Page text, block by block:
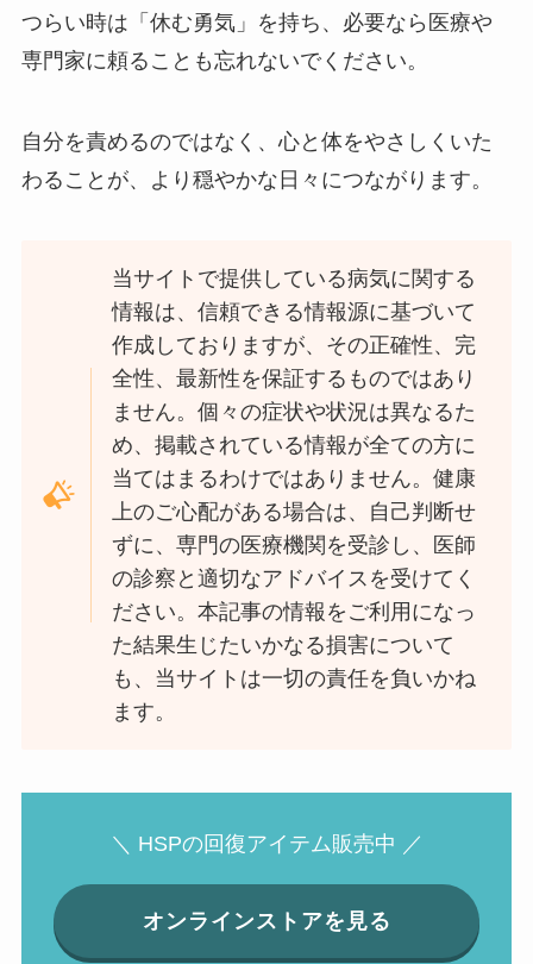
つらい時は「休む勇気」を持ち、必要なら医療や
専門家に頼ることも忘れないでください。
自分を責めるのではなく、心と体をやさしくいた
わることが、より穏やかな日々につながります。
当サイトで提供している病気に関する
情報は、信頼できる情報源に基づいて
作成しておりますが、その正確性、完
全性、最新性を保証するものではあり
ません。個々の症状や状況は異なるた
め、掲載されている情報が全ての方に
当てはまるわけではありません。健康
上のご心配がある場合は、自己判断せ
ずに、専門の医療機関を受診し、医師
の診察と適切なアドバイスを受けてく
ださい。本記事の情報をご利用になっ
た結果生じたいかなる損害について
も、当サイトは一切の責任を負いかね
ます。
＼ HSPの回復アイテム販売中 ／
オンラインストアを見る